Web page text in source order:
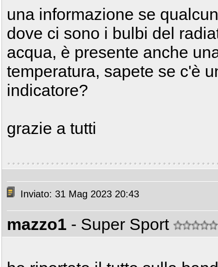
una informazione se
dove ci sono i bulbi del
acqua, è presente anche
temperatura, sapete se c'è
indicatore?
grazie a tutti
Inviato: 31 Mag 2023 20:43
mazzo1 - Super Sport